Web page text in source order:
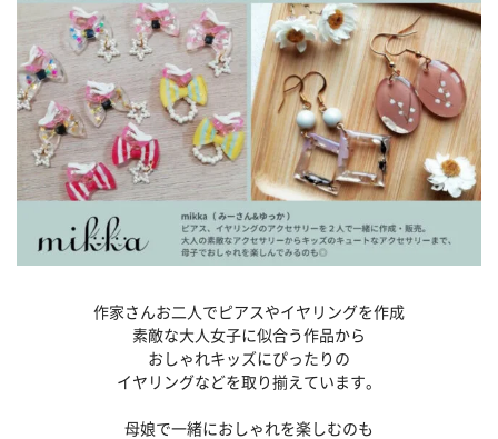
作家さんお二人でピアスやイヤリングを作成
素敵な大人女子に似合う作品から
おしゃれキッズにぴったりの
イヤリングなどを取り揃えています。
母娘で一緒におしゃれを楽しむのも